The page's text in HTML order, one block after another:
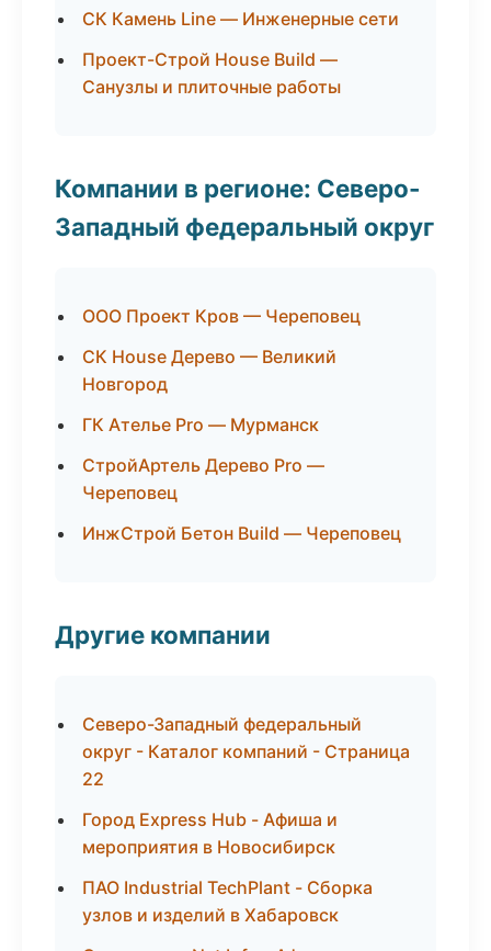
СК Камень Line — Инженерные сети
Проект-Строй House Build —
Санузлы и плиточные работы
Компании в регионе: Северо-
Западный федеральный округ
ООО Проект Кров — Череповец
СК House Дерево — Великий
Новгород
ГК Ателье Pro — Мурманск
СтройАртель Дерево Pro —
Череповец
ИнжСтрой Бетон Build — Череповец
Другие компании
Северо-Западный федеральный
округ - Каталог компаний - Страница
22
Город Express Hub - Афиша и
мероприятия в Новосибирск
ПАО Industrial TechPlant - Сборка
узлов и изделий в Хабаровск